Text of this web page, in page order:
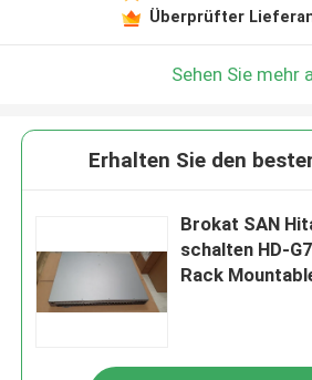
Überprüfter
Sehen Sie mehr
Erhalten Sie den
Brokat SAN
schalten HD-
Rack